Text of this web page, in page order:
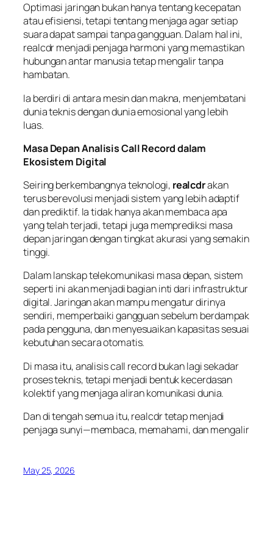
Optimasi jaringan bukan hanya tentang kecepatan
atau efisiensi, tetapi tentang menjaga agar setiap
suara dapat sampai tanpa gangguan. Dalam hal ini,
realcdr menjadi penjaga harmoni yang memastikan
hubungan antar manusia tetap mengalir tanpa
hambatan.
Ia berdiri di antara mesin dan makna, menjembatani
dunia teknis dengan dunia emosional yang lebih
luas.
Masa Depan Analisis Call Record dalam
Ekosistem Digital
Seiring berkembangnya teknologi, realcdrakan
terus berevolusi menjadi sistem yang lebih adaptif
dan prediktif. Ia tidak hanya akan membaca apa
yang telah terjadi, tetapi juga memprediksi masa
depan jaringan dengan tingkat akurasi yang semakin
tinggi.
Dalam lanskap telekomunikasi masa depan, sistem
seperti ini akan menjadi bagian inti dari infrastruktur
digital. Jaringan akan mampu mengatur dirinya
sendiri, memperbaiki gangguan sebelum berdampak
pada pengguna, dan menyesuaikan kapasitas sesuai
kebutuhan secara otomatis.
Di masa itu, analisis call record bukan lagi sekadar
proses teknis, tetapi menjadi bentuk kecerdasan
kolektif yang menjaga aliran komunikasi dunia.
Dan di tengah semua itu, realcdr tetap menjadi
penjaga sunyi—membaca, memahami, dan mengalir
May 25, 2026